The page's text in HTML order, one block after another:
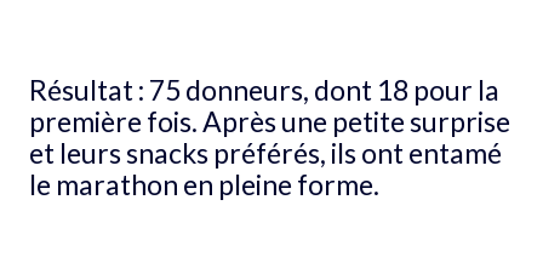
Résultat : 75 donneurs, dont 18 pour la
première fois. Après une petite surprise
et leurs snacks préférés, ils ont entamé
le marathon en pleine forme.